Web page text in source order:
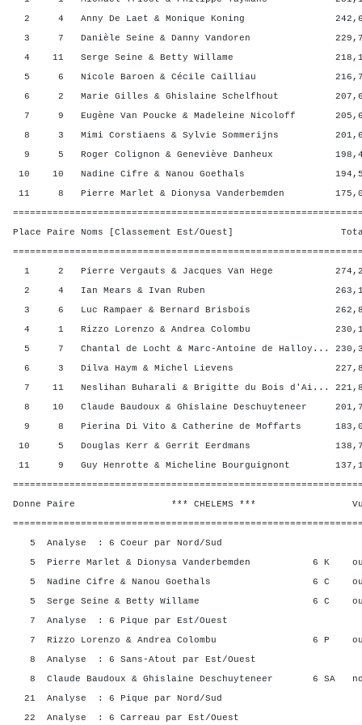
2 4 Anny De Laet & Monique Koning 242,63
3 7 Danièle Seine & Danny Vandoren 229,75
4 11 Serge Seine & Betty Willame 218,15
5 6 Nicole Baroen & Cécile Cailliau 216,78
6 2 Marie Gilles & Ghislaine Schelfhout 207,63
7 9 Eugène Van Poucke & Madeleine Nicoloff
8 3 Mimi Corstiaens & Sylvie Sommerijns 201,63
9 5 Roger Colignon & Geneviève Danheux 198,40
10 10 Nadine Cifre & Nanou Goethals 194,50
11 8 Pierre Marlet & Dionysa Vanderbemden
Place Paire Noms [Classement Est/Ouest] Total
1 2 Pierre Vergauts & Jacques Van Hege 274,25
2 4 Ian Mears & Ivan Ruben 263,15
3 6 Luc Rampaer & Bernard Brisbois 262,88
4 1 Rizzo Lorenzo & Andrea Colombu 230,15
5 7 Chantal de Locht & Marc-Antoine de Halloy...
6 3 Dilva Haym & Michel Lievens 227,88
7 11 Neslihan Buharali & Brigitte du Bois d'Ai...
8 10 Claude Baudoux & Ghislaine Deschuyteneer
9 8 Pierina Di Vito & Catherine de Moffarts 183,00
10 5 Douglas Kerr & Gerrit Eerdmans 138,78
11 9 Guy Henrotte & Micheline Bourguignont
Donne Paire *** CHELEMS *** Vul?
5 Analyse : 6 Coeur par Nord/Sud
5 Pierre Marlet & Dionysa Vanderbemden 6 K
5 Nadine Cifre & Nanou Goethals 6 C
5 Serge Seine & Betty Willame 6 C
7 Analyse : 6 Pique par Est/Ouest
7 Rizzo Lorenzo & Andrea Colombu 6 P
8 Analyse : 6 Sans-Atout par Est/Ouest
8 Claude Baudoux & Ghislaine Deschuyteneer 6 SA
21 Analyse : 6 Pique par Nord/Sud
22 Analyse : 6 Carreau par Est/Ouest